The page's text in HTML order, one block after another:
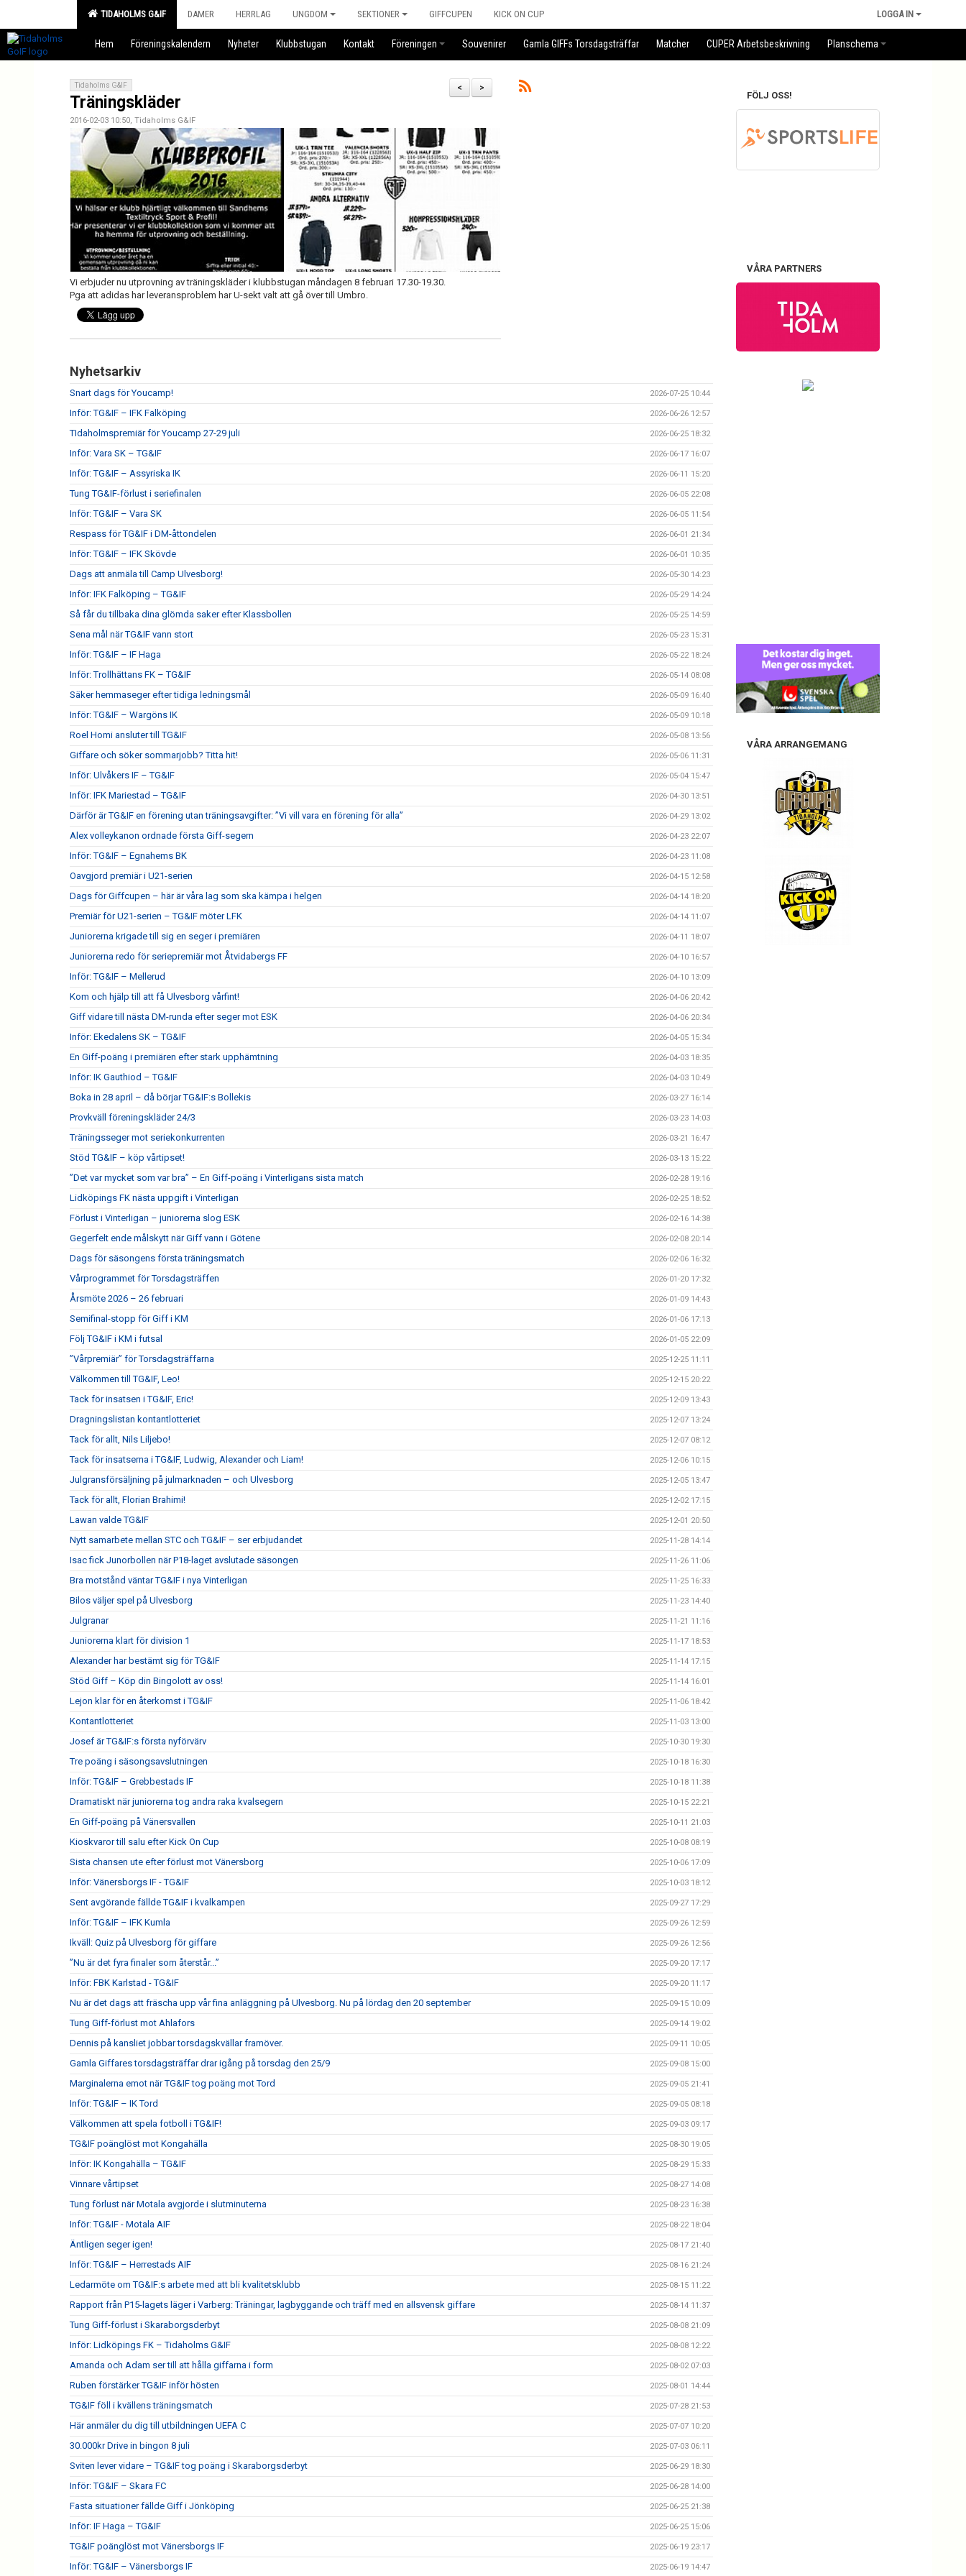
TIDAHOLMS G&IF DAMER HERRLAG UNGDOM SEKTIONER GIFFCUPEN KICK ON CUP LOGGA IN
Hem Föreningskalendern Nyheter Klubbstugan Kontakt Föreningen Souvenirer Gamla GIFFs Torsdagsträffar Matcher CUPER Arbetsbeskrivning Planschema
>
<
Tidaholms G&IF
Träningskläder
2016-02-03 10:50, Tidaholms G&IF
Vi erbjuder nu utprovning av träningskläder i klubbstugan måndagen 8 februari 17.30-19.30.
Pga att adidas har leveransproblem har U-sekt valt att gå över till Umbro.
Nyhetsarkiv
Snart dags för Youcamp! 2026-07-25 10:44
Inför: TG&IF – IFK Falköping 2026-06-26 12:57
TIdaholmspremiär för Youcamp 27-29 juli 2026-06-25 18:32
Inför: Vara SK – TG&IF 2026-06-17 16:07
Inför: TG&IF – Assyriska IK 2026-06-11 15:20
Tung TG&IF-förlust i seriefinalen 2026-06-05 22:08
Inför: TG&IF – Vara SK 2026-06-05 11:54
Respass för TG&IF i DM-åttondelen 2026-06-01 21:34
Inför: TG&IF – IFK Skövde 2026-06-01 10:35
Dags att anmäla till Camp Ulvesborg! 2026-05-30 14:23
Inför: IFK Falköping – TG&IF 2026-05-29 14:24
Så får du tillbaka dina glömda saker efter Klassbollen 2026-05-25 14:59
Sena mål när TG&IF vann stort 2026-05-23 15:31
Inför: TG&IF – IF Haga 2026-05-22 18:24
Inför: Trollhättans FK – TG&IF 2026-05-14 08:08
Säker hemmaseger efter tidiga ledningsmål 2026-05-09 16:40
Inför: TG&IF – Wargöns IK 2026-05-09 10:18
Roel Homi ansluter till TG&IF 2026-05-08 13:56
Giffare och söker sommarjobb? Titta hit! 2026-05-06 11:31
Inför: Ulvåkers IF – TG&IF 2026-05-04 15:47
Inför: IFK Mariestad – TG&IF 2026-04-30 13:51
Därför är TG&IF en förening utan träningsavgifter: ”Vi vill vara en förening för alla” 2026-04-29 13:02
Alex volleykanon ordnade första Giff-segern 2026-04-23 22:07
Inför: TG&IF – Egnahems BK 2026-04-23 11:08
Oavgjord premiär i U21-serien 2026-04-15 12:58
Dags för Giffcupen – här är våra lag som ska kämpa i helgen 2026-04-14 18:20
Premiär för U21-serien – TG&IF möter LFK 2026-04-14 11:07
Juniorerna krigade till sig en seger i premiären 2026-04-11 18:07
Juniorerna redo för seriepremiär mot Åtvidabergs FF 2026-04-10 16:57
Inför: TG&IF – Mellerud 2026-04-10 13:09
Kom och hjälp till att få Ulvesborg vårfint! 2026-04-06 20:42
Giff vidare till nästa DM-runda efter seger mot ESK 2026-04-06 20:34
Inför: Ekedalens SK – TG&IF 2026-04-05 15:34
En Giff-poäng i premiären efter stark upphämtning 2026-04-03 18:35
Inför: IK Gauthiod – TG&IF 2026-04-03 10:49
Boka in 28 april – då börjar TG&IF:s Bollekis 2026-03-27 16:14
Provkväll föreningskläder 24/3 2026-03-23 14:03
Träningsseger mot seriekonkurrenten 2026-03-21 16:47
Stöd TG&IF – köp vårtipset! 2026-03-13 15:22
”Det var mycket som var bra” – En Giff-poäng i Vinterligans sista match 2026-02-28 19:16
Lidköpings FK nästa uppgift i Vinterligan 2026-02-25 18:52
Förlust i Vinterligan – juniorerna slog ESK 2026-02-16 14:38
Gegerfelt ende målskytt när Giff vann i Götene 2026-02-08 20:14
Dags för säsongens första träningsmatch 2026-02-06 16:32
Vårprogrammet för Torsdagsträffen 2026-01-20 17:32
Årsmöte 2026 – 26 februari 2026-01-09 14:43
Semifinal-stopp för Giff i KM 2026-01-06 17:13
Följ TG&IF i KM i futsal 2026-01-05 22:09
”Vårpremiär” för Torsdagsträffarna 2025-12-25 11:11
Välkommen till TG&IF, Leo! 2025-12-15 20:22
Tack för insatsen i TG&IF, Eric! 2025-12-09 13:43
Dragningslistan kontantlotteriet 2025-12-07 13:24
Tack för allt, Nils Liljebo! 2025-12-07 08:12
Tack för insatserna i TG&IF, Ludwig, Alexander och Liam! 2025-12-06 10:15
Julgransförsäljning på julmarknaden – och Ulvesborg 2025-12-05 13:47
Tack för allt, Florian Brahimi! 2025-12-02 17:15
Lawan valde TG&IF 2025-12-01 20:50
Nytt samarbete mellan STC och TG&IF – ser erbjudandet 2025-11-28 14:14
Isac fick Junorbollen när P18-laget avslutade säsongen 2025-11-26 11:06
Bra motstånd väntar TG&IF i nya Vinterligan 2025-11-25 16:33
Bilos väljer spel på Ulvesborg 2025-11-23 14:40
Julgranar 2025-11-21 11:16
Juniorerna klart för division 1 2025-11-17 18:53
Alexander har bestämt sig för TG&IF 2025-11-14 17:15
Stöd Giff – Köp din Bingolott av oss! 2025-11-14 16:01
Lejon klar för en återkomst i TG&IF 2025-11-06 18:42
Kontantlotteriet 2025-11-03 13:00
Josef är TG&IF:s första nyförvärv 2025-10-30 19:30
Tre poäng i säsongsavslutningen 2025-10-18 16:30
Inför: TG&IF – Grebbestads IF 2025-10-18 11:38
Dramatiskt när juniorerna tog andra raka kvalsegern 2025-10-15 22:21
En Giff-poäng på Vänersvallen 2025-10-11 21:03
Kioskvaror till salu efter Kick On Cup 2025-10-08 08:19
Sista chansen ute efter förlust mot Vänersborg 2025-10-06 17:09
Inför: Vänersborgs IF - TG&IF 2025-10-03 18:12
Sent avgörande fällde TG&IF i kvalkampen 2025-09-27 17:29
Inför: TG&IF – IFK Kumla 2025-09-26 12:59
Ikväll: Quiz på Ulvesborg för giffare 2025-09-26 12:56
”Nu är det fyra finaler som återstår...” 2025-09-20 17:17
Inför: FBK Karlstad - TG&IF 2025-09-20 11:17
Nu är det dags att fräscha upp vår fina anläggning på Ulvesborg. Nu på lördag den 20 september 2025-09-15 10:09
Tung Giff-förlust mot Ahlafors 2025-09-14 19:02
Dennis på kansliet jobbar torsdagskvällar framöver. 2025-09-11 10:05
Gamla Giffares torsdagsträffar drar igång på torsdag den 25/9 2025-09-08 15:00
Marginalerna emot när TG&IF tog poäng mot Tord 2025-09-05 21:41
Inför: TG&IF – IK Tord 2025-09-05 08:18
Välkommen att spela fotboll i TG&IF! 2025-09-03 09:17
TG&IF poänglöst mot Kongahälla 2025-08-30 19:05
Inför: IK Kongahälla – TG&IF 2025-08-29 15:33
Vinnare vårtipset 2025-08-27 14:08
Tung förlust när Motala avgjorde i slutminuterna 2025-08-23 16:38
Inför: TG&IF - Motala AIF 2025-08-22 18:04
Äntligen seger igen! 2025-08-17 21:40
Inför: TG&IF – Herrestads AIF 2025-08-16 21:24
Ledarmöte om TG&IF:s arbete med att bli kvalitetsklubb 2025-08-15 11:22
Rapport från P15-lagets läger i Varberg: Träningar, lagbyggande och träff med en allsvensk giffare 2025-08-14 11:37
Tung Giff-förlust i Skaraborgsderbyt 2025-08-08 21:09
Inför: Lidköpings FK – Tidaholms G&IF 2025-08-08 12:22
Amanda och Adam ser till att hålla giffarna i form 2025-08-02 07:03
Ruben förstärker TG&IF inför hösten 2025-08-01 14:44
TG&IF föll i kvällens träningsmatch 2025-07-28 21:53
Här anmäler du dig till utbildningen UEFA C 2025-07-07 10:20
30.000kr Drive in bingon 8 juli 2025-07-03 06:11
Sviten lever vidare – TG&IF tog poäng i Skaraborgsderbyt 2025-06-29 18:30
Inför: TG&IF – Skara FC 2025-06-28 14:00
Fasta situationer fällde Giff i Jönköping 2025-06-25 21:38
Inför: IF Haga – TG&IF 2025-06-25 15:06
TG&IF poänglöst mot Vänersborgs IF 2025-06-19 23:17
Inför: TG&IF – Vänersborgs IF 2025-06-19 14:47
FÖLJ OSS!
VÅRA PARTNERS
VÅRA ARRANGEMANG